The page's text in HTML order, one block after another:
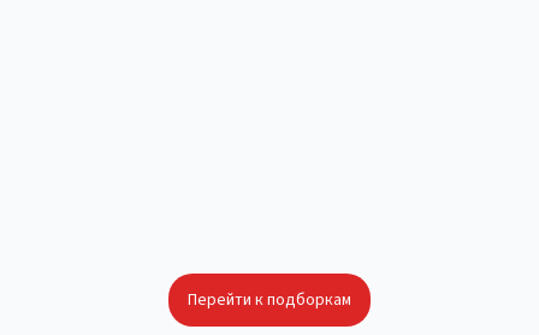
Перейти к подборкам